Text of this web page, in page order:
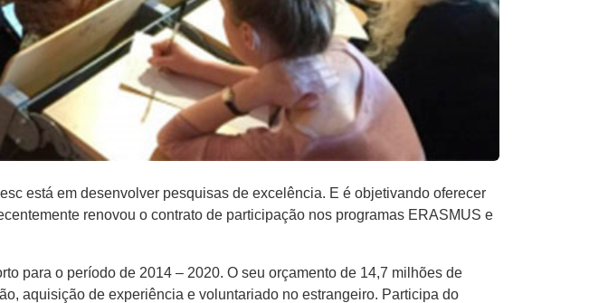
está em desenvolver pesquisas de excelência. E é objetivando oferecer
renovou o contrato de participação nos programas ERASMUS e
para o período de 2014 – 2020. O seu orçamento de 14,7 milhões de
aquisição de experiência e voluntariado no estrangeiro. Participa do